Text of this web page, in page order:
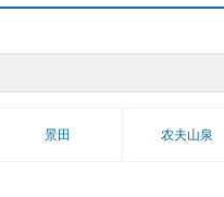
景田 农夫山泉